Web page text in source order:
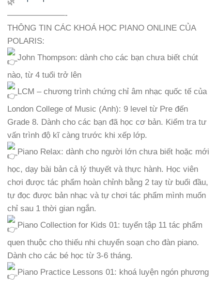
———————-
THÔNG TIN CÁC KHOÁ HỌC PIANO ONLINE CỦA
POLARIS:
John Thompson: dành cho các bạn chưa biết chút
nào, từ 4 tuổi trở lên
LCM – chương trình chứng chỉ âm nhạc quốc tế của
London College of Music (Anh): 9 level từ Pre đến
Grade 8. Dành cho các bạn đã học cơ bản. Kiểm tra tư
vấn trình độ kĩ càng trước khi xếp lớp.
Piano Relax: dành cho người lớn chưa biết hoặc mới
học, dạy bài bản cả lý thuyết và thực hành. Học viên
chơi được tác phẩm hoàn chỉnh bằng 2 tay từ buổi đầu,
tự đọc được bản nhạc và tự chơi tác phẩm mình muốn
chỉ sau 1 thời gian ngắn.
Piano Collection for Kids 01: tuyển tập 11 tác phẩm
quen thuộc cho thiếu nhi chuyển soạn cho đàn piano.
Dành cho các bé học từ 3-6 tháng.
Piano Practice Lessons 01: khoá luyện ngón phương